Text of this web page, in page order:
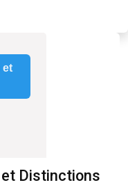
et
Distinctions